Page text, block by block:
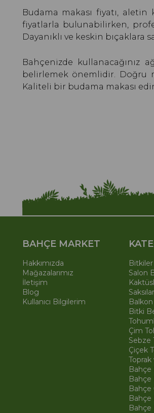
Budama makası fiyatı,
fiyatlarla bulunabilirken,
Dayanıklı ve keskin
Bahçenizde kullanacağınız
belirlemek önemlidir. Doğru
Kaliteli bir budama makası
BAHÇE MARKET
Hakkımızda
Mağazalarımız
İletişim
Blog
Kullanıcı Bilgilerim
Bitkiler
Salon
Saksılar
Balkon
Bitki
Çim
Sebze
Çiçek
Toprak
Bahçe
Bahçe
Bahçe
Bahçe
Bahçe